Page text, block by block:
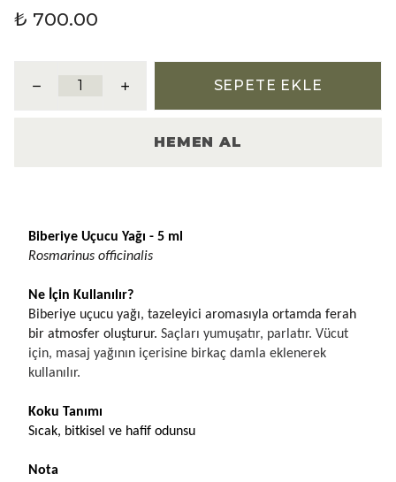
₺ 700.00
SEPETE EKLE
HEMEN AL
Biberiye Uçucu Yağı - 5 ml
Rosmarinus officinalis
Ne İçin Kullanılır?
Biberiye uçucu yağı, tazeleyici aromasıyla ortamda ferah
bir atmosfer oluşturur. Saçları yumuşatır, parlatır. Vücut
için, masaj yağının içerisine birkaç damla eklenerek
kullanılır.
Koku Tanımı
Sıcak, bitkisel ve hafif odunsu
Nota